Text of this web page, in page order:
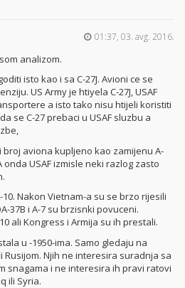
01:37, 03. avg. 2016.
analizom.
isto kao i sa C-27J. Avioni ce se
US Army je htiyela C-27J, USAF
a isto tako nisu htijeli koristiti
se C-27 prebaci u USAF sluzbu a
broj aviona kupljeno kao zamijenu A-
onda USAF izmisle neki razlog zasto
10. Nakon Vietnam-a su se brzo rijesili
37B i A-7 su brzisnki povuceni.
ali Kongress i Armija su ih prestali.
u -1950-ima. Samo gledaju na
Rusijom. Njih ne interesira suradnja sa
snagama i ne interesira ih pravi ratovi
ili Syria.